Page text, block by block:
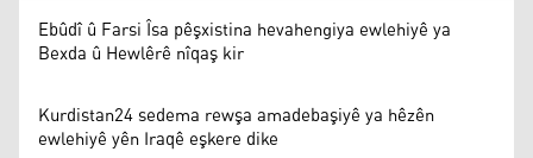
Ebûdî û Farsi Îsa pêşxistina hevahengiya ewlehiyê ya
Bexda û Hewlêrê nîqaş kir
Kurdistan24 sedema rewşa amadebaşiyê ya hêzên
ewlehiyê yên Iraqê eşkere dike